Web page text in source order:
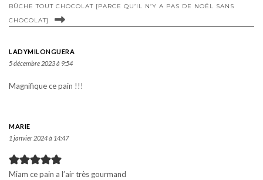
BÛCHE TOUT CHOCOLAT [PARCE QU’IL N’Y A PAS DE NOËL SANS
CHOCOLAT]
LADYMILONGUERA
5 décembre 2023 à 9:54
Magnifique ce pain !!!
MARIE
1 janvier 2024 à 14:47
Miam ce pain a l’air très gourmand